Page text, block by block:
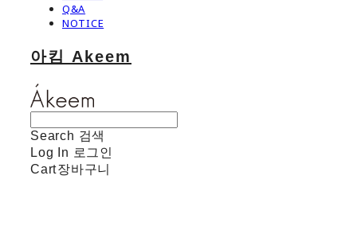
Q&A
NOTICE
아킴 Akeem
Search 검색
Log In 로그인
Cart장바구니